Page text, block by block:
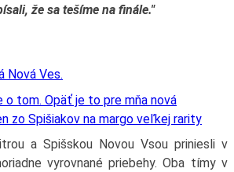
že sa tešíme na finále."
o tom. Opäť je to pre mňa nová
zo Spišiakov na margo veľkej rarity
a Spišskou Novou Vsou priniesli v
vyrovnané priebehy. Oba tímy v